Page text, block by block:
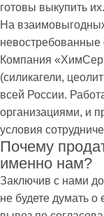
готовы выкупить их.
На
невостребованные
Компания
(силикагели,
всей России.
организациями, и
условия
Почему
именно нам?
Заключив с нами
не будете думать